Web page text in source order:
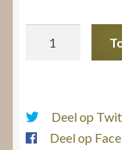
Deel op
Deel op